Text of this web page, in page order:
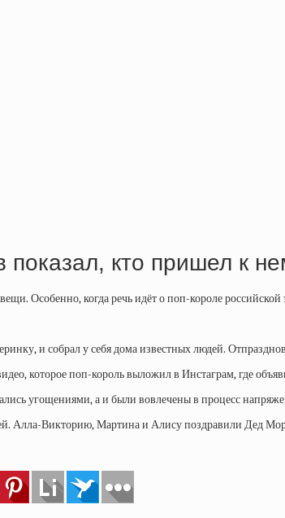
кто пришел к
Особенно, когда речь идёт о поп-короле
и собрал у себя дома известных людей.
которое поп-король выложил в Инстаграм, где
угощениями, а и были вовлечены в процесс
Алла-Викторию, Мартина и Алису поздравили Дед